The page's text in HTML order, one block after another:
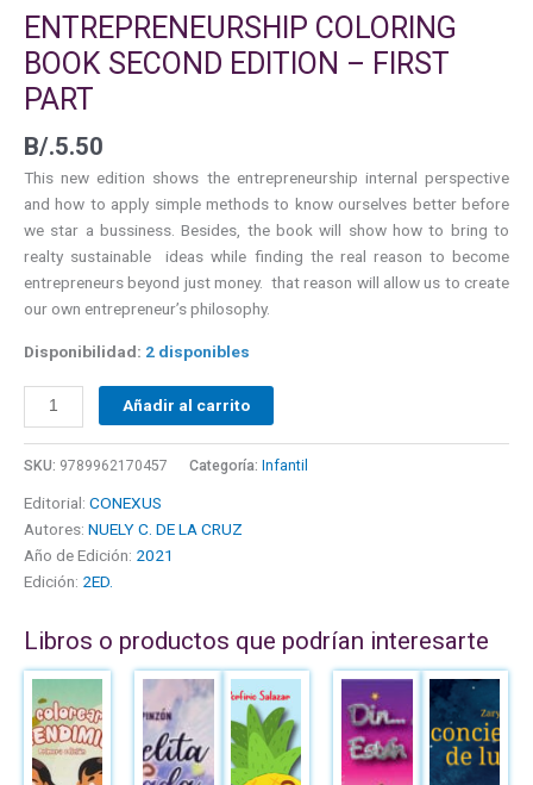
ENTREPRENEURSHIP COLORING
BOOK SECOND EDITION – FIRST
PART
B/.5.50
This new edition shows the entrepreneurship internal perspective
and how to apply simple methods to know ourselves better before
we star a bussiness. Besides, the book will show how to bring to
realty sustainable ideas while finding the real reason to become
entrepreneurs beyond just money. that reason will allow us to create
our own entrepreneur’s philosophy.
Disponibilidad: 2 disponibles
Añadir al carrito
SKU: 9789962170457 Categoría: Infantil
Editorial: CONEXUS
Autores: NUELY C. DE LA CRUZ
Año de Edición: 2021
Edición: 2ED.
Libros o productos que podrían interesarte